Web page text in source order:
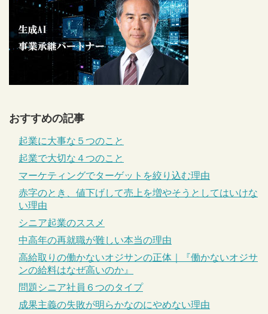
おすすめの記事
起業に大事な５つのこと
起業で大切な４つのこと
マーケティングでターゲットを絞り込む理由
赤字のとき、値下げして売上を増やそうとしてはいけな
い理由
シニア起業のススメ
中高年の再就職が難しい本当の理由
高給取りの働かないオジサンの正体｜『働かないオジサ
ンの給料はなぜ高いのか』
問題シニア社員６つのタイプ
成果主義の失敗が明らかなのにやめない理由